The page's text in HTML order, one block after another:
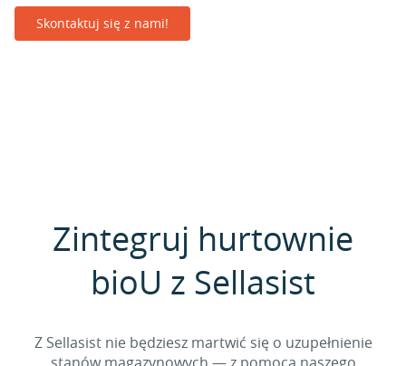
Skontaktuj się z nami!
Zintegruj hurtownie
bioU z Sellasist
Z Sellasist nie będziesz martwić się o uzupełnienie